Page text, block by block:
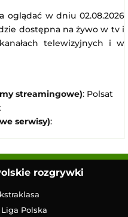
oglądać w dniu 02.08.2026
dostępna na żywo w tv i
telewizyjnych i w
streamingowe): Polsat
serwisy):
rozgrywki
Liga Polska